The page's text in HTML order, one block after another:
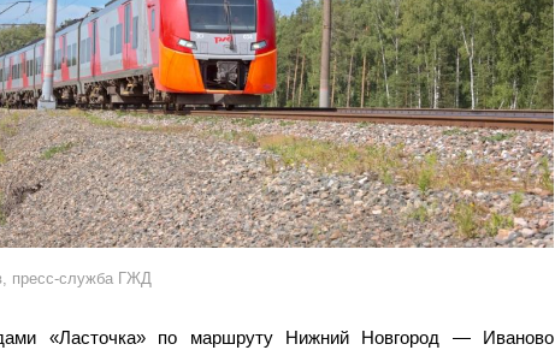
пресс-служба ГЖД
«Ласточка» по маршруту Нижний Новгород — Иваново